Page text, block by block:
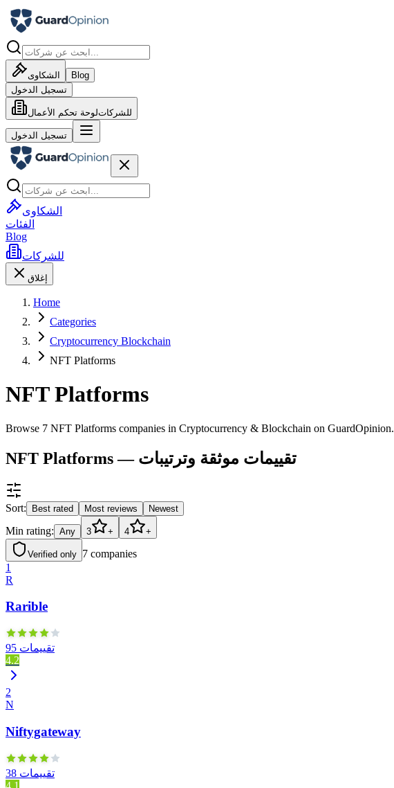
الشكاوى
Blog
تسجيل الدخول
للشركاتلوحة تحكم الأعمال
تسجيل الدخول
الشكاوى
الفئات
Blog
للشركات
إغلاق
Home
Categories
Cryptocurrency Blockchain
NFT Platforms
NFT Platforms
Browse 7 NFT Platforms companies in Cryptocurrency & Blockchain on GuardOpinion.
NFT Platforms — تقييمات موثقة وترتيبات
Sort: Best rated Most reviews Newest
Min rating: Any 3 + 4 +
Verified only 7 companies
1
R
Rarible
95 تقييمات
4.2
2
N
Niftygateway
38 تقييمات
4.1